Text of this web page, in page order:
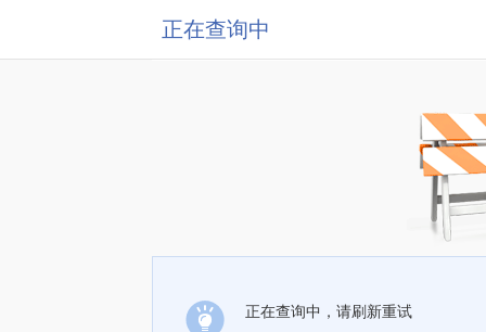
正在查询中
正在查询中，请刷新重试